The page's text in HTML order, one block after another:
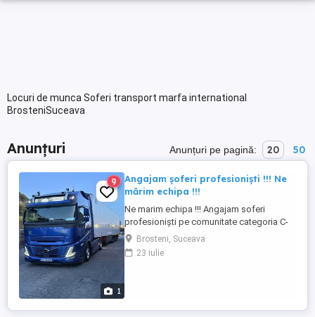
Locuri de munca Soferi transport marfa international
BrosteniSuceava
Anunțuri Anunțuri pe pagină: 20 50
1
9
Angajam șoferi profesioniști !!! Ne
mărim echipa !!!
Ne marim echipa !!! Angajam soferi
profesioniști pe comunitate categoria C-
CE , Italia-Olanda . Salariu atractiv ,
programul de munca se respecta in
totalitate , cazare asigurata, baza este la
Brosteni, Suceava
23 iulie